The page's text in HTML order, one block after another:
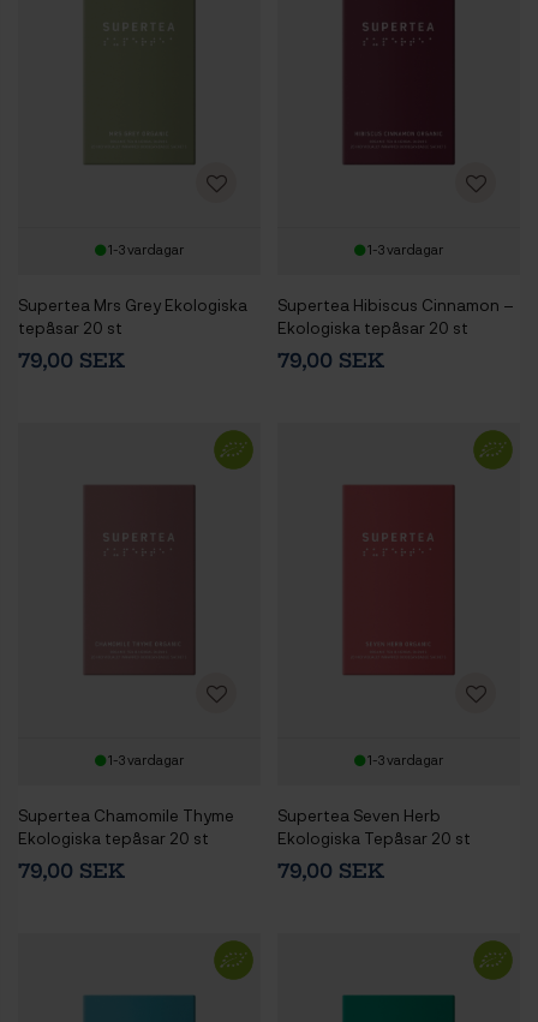
1-3 vardagar
Supertea Mrs Grey Ekologiska
tepåsar 20 st
79,00 SEK
1-3 vardagar
Supertea Hibiscus Cinnamon –
Ekologiska tepåsar 20 st
79,00 SEK
1-3 vardagar
Supertea Chamomile Thyme
Ekologiska tepåsar 20 st
79,00 SEK
1-3 vardagar
Supertea Seven Herb
Ekologiska Tepåsar 20 st
79,00 SEK